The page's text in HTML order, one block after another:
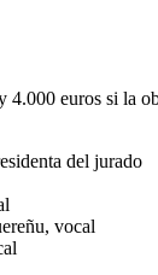
4.000 euros si la
del jurado
vocal